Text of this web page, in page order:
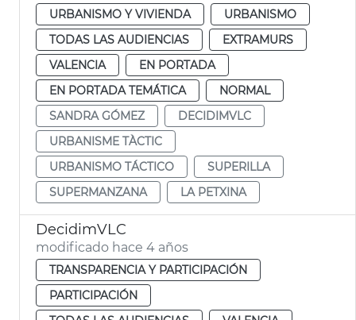
URBANISMO Y VIVIENDA
URBANISMO
TODAS LAS AUDIENCIAS
EXTRAMURS
VALENCIA
EN PORTADA
EN PORTADA TEMÁTICA
NORMAL
SANDRA GÓMEZ
DECIDIMVLC
URBANISME TÀCTIC
URBANISMO TÁCTICO
SUPERILLA
SUPERMANZANA
LA PETXINA
DecidimVLC
modificado hace 4 años
TRANSPARENCIA Y PARTICIPACIÓN
PARTICIPACIÓN